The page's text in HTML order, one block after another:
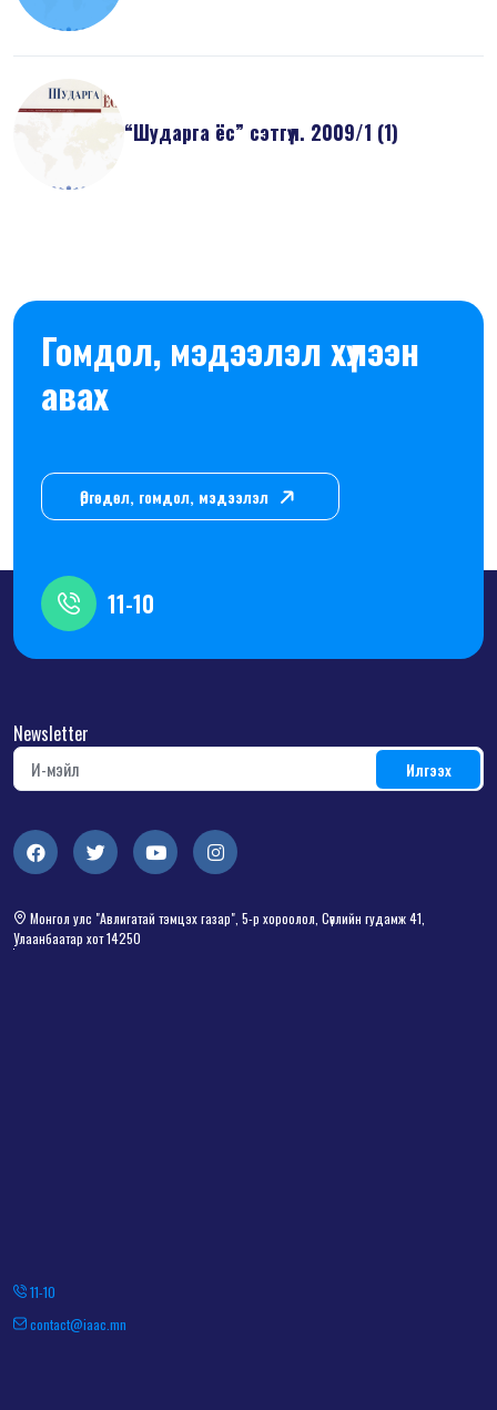
“Шударга ёс” сэтгүүл. 2009/1 (1)
Гомдол, мэдээлэл хүлээн
авах
Өргөдөл, гомдол, мэдээлэл
11-10
Newsletter
Монгол улс "Авлигатай тэмцэх газар", 5-р хороолол, Сөүлийн гудамж 41,
Улаанбаатар хот 14250
11-10
contact@iaac.mn